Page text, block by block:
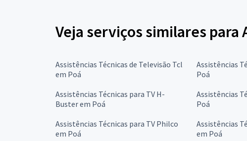
Veja serviços similares para
Assistências Técnicas de Televisão Tcl
em Poá
Assistências
Poá
Assistências Técnicas para TV H-
Buster em Poá
Assistências
Poá
Assistências Técnicas para TV Philco
em Poá
Assistências
em Poá